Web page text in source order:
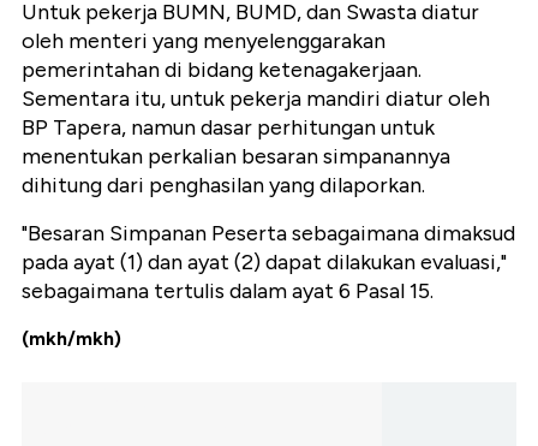
Untuk pekerja BUMN, BUMD, dan Swasta diatur
oleh menteri yang menyelenggarakan
pemerintahan di bidang ketenagakerjaan.
Sementara itu, untuk pekerja mandiri diatur oleh
BP Tapera, namun dasar perhitungan untuk
menentukan perkalian besaran simpanannya
dihitung dari penghasilan yang dilaporkan.
"Besaran Simpanan Peserta sebagaimana dimaksud
pada ayat (1) dan ayat (2) dapat dilakukan evaluasi,"
sebagaimana tertulis dalam ayat 6 Pasal 15.
(mkh/mkh)